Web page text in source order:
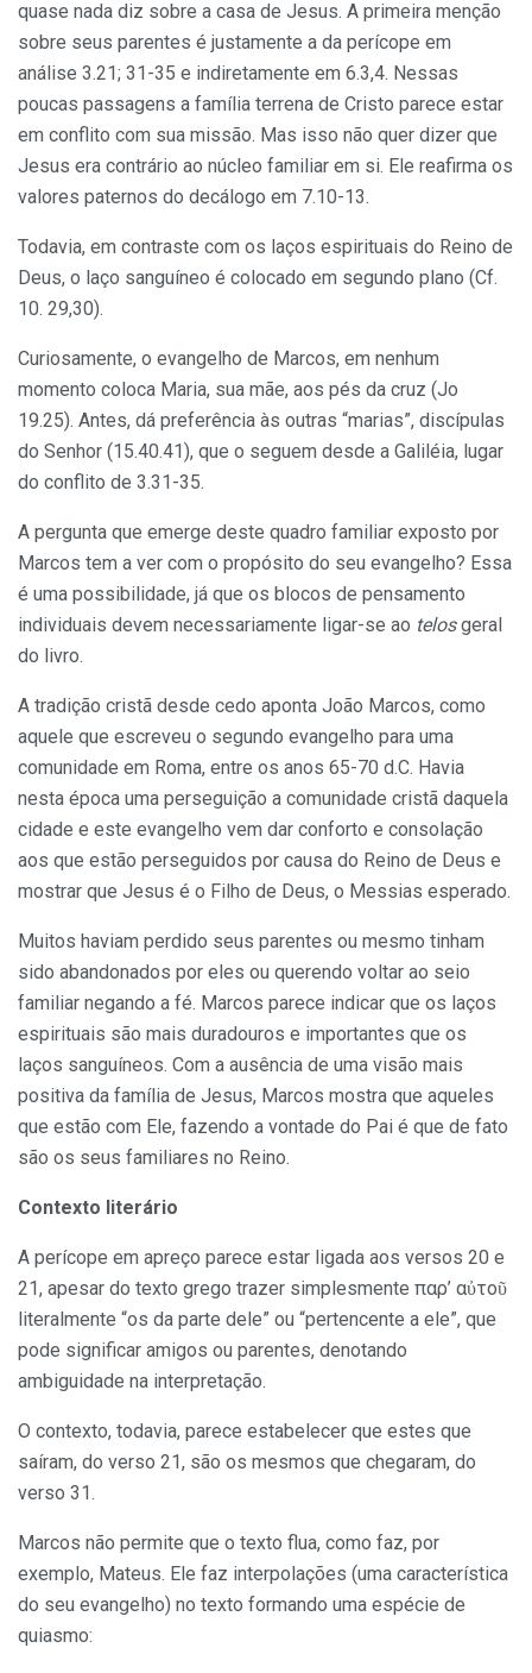
quase nada diz sobre a casa de Jesus. A primeira menção
sobre seus parentes é justamente a da perícope em
análise 3.21; 31-35 e indiretamente em 6.3,4. Nessas
poucas passagens a família terrena de Cristo parece estar
em conflito com sua missão. Mas isso não quer dizer que
Jesus era contrário ao núcleo familiar em si. Ele reafirma os
valores paternos do decálogo em 7.10-13.
Todavia, em contraste com os laços espirituais do Reino de
Deus, o laço sanguíneo é colocado em segundo plano (Cf.
10. 29,30).
Curiosamente, o evangelho de Marcos, em nenhum
momento coloca Maria, sua mãe, aos pés da cruz (Jo
19.25). Antes, dá preferência às outras “marias”, discípulas
do Senhor (15.40.41), que o seguem desde a Galiléia, lugar
do conflito de 3.31-35.
A pergunta que emerge deste quadro familiar exposto por
Marcos tem a ver com o propósito do seu evangelho? Essa
é uma possibilidade, já que os blocos de pensamento
individuais devem necessariamente ligar-se ao telosgeral
do livro.
A tradição cristã desde cedo aponta João Marcos, como
aquele que escreveu o segundo evangelho para uma
comunidade em Roma, entre os anos 65-70 d.C. Havia
nesta época uma perseguição a comunidade cristã daquela
cidade e este evangelho vem dar conforto e consolação
aos que estão perseguidos por causa do Reino de Deus e
mostrar que Jesus é o Filho de Deus, o Messias esperado.
Muitos haviam perdido seus parentes ou mesmo tinham
sido abandonados por eles ou querendo voltar ao seio
familiar negando a fé. Marcos parece indicar que os laços
espirituais são mais duradouros e importantes que os
laços sanguíneos. Com a ausência de uma visão mais
positiva da família de Jesus, Marcos mostra que aqueles
que estão com Ele, fazendo a vontade do Pai é que de fato
são os seus familiares no Reino.
Contexto literário
A perícope em apreço parece estar ligada aos versos 20 e
21, apesar do texto grego trazer simplesmente παρ’ αὐτοῦ
literalmente “os da parte dele” ou “pertencente a ele”, que
pode significar amigos ou parentes, denotando
ambiguidade na interpretação.
O contexto, todavia, parece estabelecer que estes que
saíram, do verso 21, são os mesmos que chegaram, do
verso 31.
Marcos não permite que o texto flua, como faz, por
exemplo, Mateus. Ele faz interpolações (uma característica
do seu evangelho) no texto formando uma espécie de
quiasmo: